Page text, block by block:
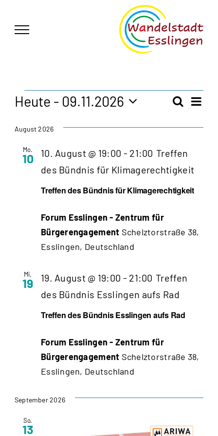
springen
Veranstaltungen
und
Suche
Liste
Heute - 09.11.2026
wählen.
August 2026
Mo.
10
Treffen des Bündnis für Klimagerechtigkeit
10. August @ 19:00 - 21:00 Treffen
des Bündnis für Klimagerechtigkeit
Forum Esslingen - Zentrum für
Bürgerengagement Schelztorstraße 38,
Esslingen, Deutschland
Mi.
19
Treffen des Bündnis Esslingen aufs Rad
19. August @ 19:00 - 21:00 Treffen
des Bündnis Esslingen aufs Rad
Forum Esslingen - Zentrum für
Bürgerengagement Schelztorstraße 38,
Esslingen, Deutschland
September 2026
So.
13